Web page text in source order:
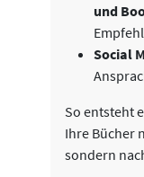
und
Social
So entsteht
Ihre Bücher
sondern